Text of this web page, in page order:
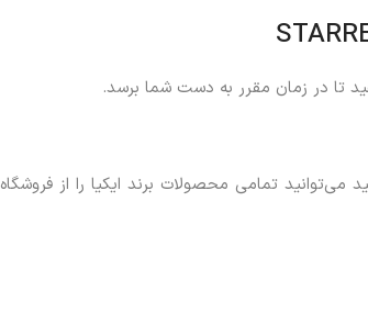
تا در زمان مقرر به دست شما برسد.
تمامی محصولات برند ایکیا را از فروشگاه